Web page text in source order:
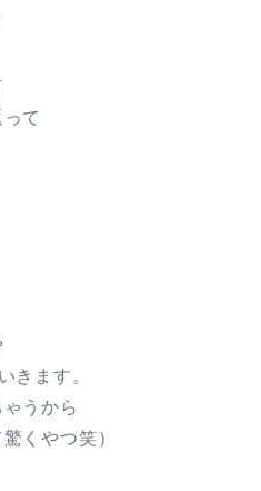
て
きます。
うから
くやつ笑）